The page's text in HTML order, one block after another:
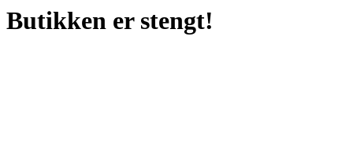
Butikken er stengt!